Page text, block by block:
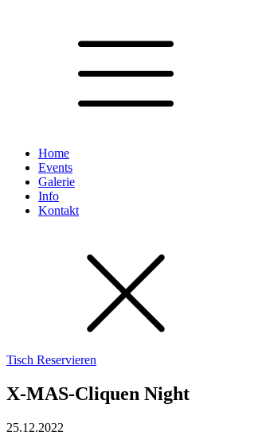
Home
Events
Galerie
Info
Kontakt
Tisch Reservieren
X-MAS-Cliquen Night
25.12.2022